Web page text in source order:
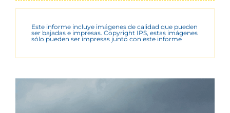
Este informe incluye imágenes de calidad que pueden
ser bajadas e impresas. Copyright IPS, estas imágenes
sólo pueden ser impresas junto con este informe